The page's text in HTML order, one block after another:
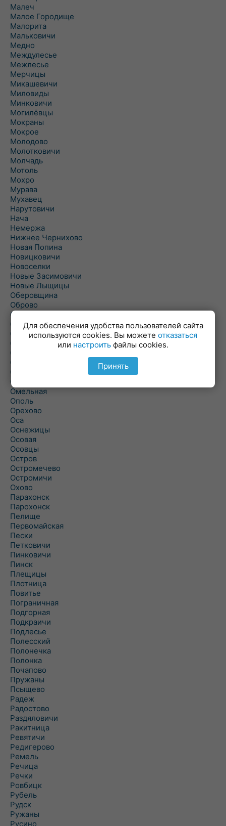
Малеч
Малое Городище
Малорита
Мальковичи
Медно
Междулесье
Межлесье
Мерчицы
Микашевичи
Миловиды
Минковичи
Могилёвцы
Мокраны
Мокрое
Молодово
Молотковичи
Молчадь
Мотоль
Мохро
Мурава
Мухавец
Нарутовичи
Нача
Немержа
Нижнее Чернихово
Новая Попина
Новицковичи
Новоселки
Новые Засимовичи
Новые Лыщицы
Оберовщина
Оброво
Огаревичи
Одрижин
Оздамичи
Озяты
Олтуш
Ольманы
Ольпень
Ольшаны
Омельная
Ополь
Орехово
Оса
Оснежицы
Осовая
Осовцы
Остров
Остромечево
Остромичи
Охово
Парахонск
Парохонск
Пелище
Первомайская
Пески
Петковичи
Пинковичи
Пинск
Плещицы
Плотница
Повитье
Пограничная
Подгорная
Подкраичи
Подлесье
Полесский
Полонечка
Полонка
Почапово
Пружаны
Псыщево
Радеж
Радостово
Раздяловичи
Ракитница
Ревятичи
Редигерово
Ремель
Речица
Речки
Ровбицк
Рубель
Рудск
Ружаны
Русино
Для обеспечения удобства пользователей сайта
используются cookies. Вы можете отказаться
или настроить файлы cookies.
Принять